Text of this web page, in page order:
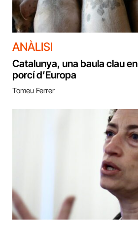
ANÀLISI
Catalunya, una baula clau
porcí d’Europa
Tomeu Ferrer